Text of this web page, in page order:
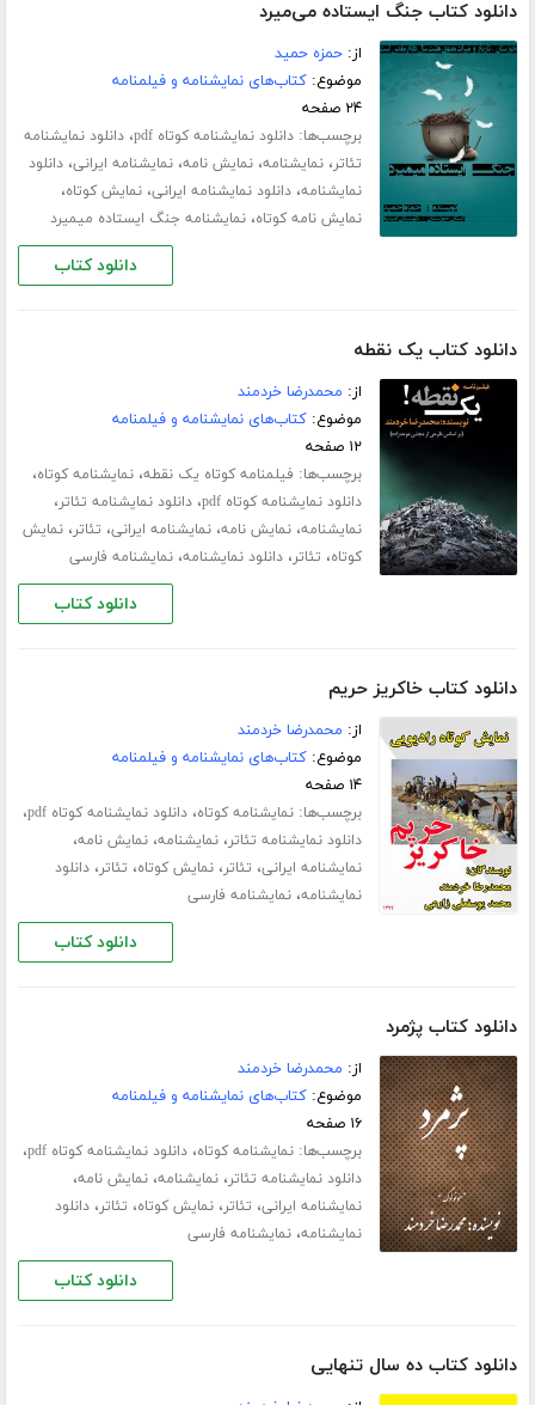
دانلود کتاب جنگ ایستاده می‌میرد
از:حمزه حمید
موضوع:کتاب‌های نمایشنامه و فیلمنامه
۲۴ صفحه
برچسب‌ها:دانلود نمایشنامه کوتاه pdf ،دانلود نمایشنامه
تئاتر،نمایشنامه،نمایش نامه،نمایشنامه ایرانی،دانلود
نمایشنامه،دانلود نمایشنامه ایرانی،نمایش کوتاه،
نمایش نامه کوتاه،نمایشنامه جنگ ایستاده میمیرد
دانلود کتاب
دانلود کتاب یک نقطه
از: محمدرضا خردمند
موضوع:کتاب‌های نمایشنامه و فیلمنامه
۱۲ صفحه
برچسب‌ها: فیلمنامه کوتاه یک نقطه،نمایشنامه کوتاه،
دانلود نمایشنامه کوتاه pdf ،دانلود نمایشنامه تئاتر،
نمایشنامه،نمایش نامه،نمایشنامه ایرانی، تئاتر،نمایش
کوتاه، تئاتر،دانلود نمایشنامه،نمایشنامه فارسی
دانلود کتاب
دانلود کتاب خاکریز حریم
از: محمدرضا خردمند
موضوع:کتاب‌های نمایشنامه و فیلمنامه
۱۴ صفحه
برچسب‌ها:نمایشنامه کوتاه،دانلود نمایشنامه کوتاه pdf ،
دانلود نمایشنامه تئاتر،نمایشنامه،نمایش نامه،
نمایشنامه ایرانی، تئاتر،نمایش کوتاه، تئاتر،دانلود
نمایشنامه،نمایشنامه فارسی
دانلود کتاب
دانلود کتاب پژمرد
از: محمدرضا خردمند
موضوع:کتاب‌های نمایشنامه و فیلمنامه
۱۶ صفحه
برچسب‌ها:نمایشنامه کوتاه،دانلود نمایشنامه کوتاه pdf ،
دانلود نمایشنامه تئاتر،نمایشنامه،نمایش نامه،
نمایشنامه ایرانی، تئاتر،نمایش کوتاه، تئاتر،دانلود
نمایشنامه،نمایشنامه فارسی
دانلود کتاب
دانلود کتاب ده سال تنهایی